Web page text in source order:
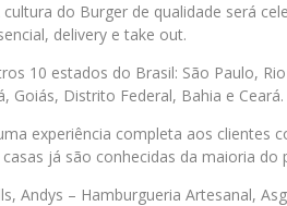
do Burger de qualidade será
delivery e take out.
10 estados do Brasil: São Paulo, Rio
Goiás, Distrito Federal, Bahia e Ceará.
experiência completa aos clientes
já são conhecidas da maioria do
Andys – Hamburgueria Artesanal,